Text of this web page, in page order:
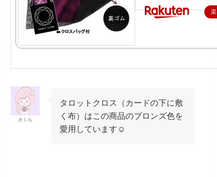
さくら
タロットクロス（カードの下に敷
く布）はこの商品のブロンズ色を
愛用しています☺️